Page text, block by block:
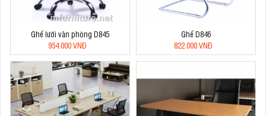
Ghế lưới văn phòng D845
954.000 VNĐ
Ghế D846
822.000 VNĐ